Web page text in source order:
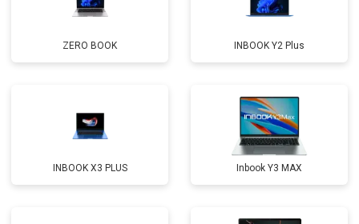
Замена оперативной памяти от 1100 ₽ Заказать
Прошивка BIOS от 1500 ₽ Заказать
Ремонт петель от 3990 ₽ Заказать
ZERO BOOK INBOOK Y2 Plus
INBOOK X3 PLUS Inbook Y3 MAX